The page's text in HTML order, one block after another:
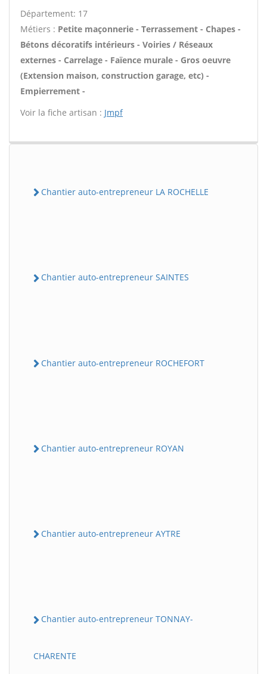
Département: 17
Métiers : Petite maçonnerie - Terrassement - Chapes -
Bétons décoratifs intérieurs - Voiries / Réseaux
externes - Carrelage - Faïence murale - Gros oeuvre
(Extension maison, construction garage, etc) -
Empierrement -
Voir la fiche artisan : Jmpf
Chantier auto-entrepreneur LA ROCHELLE
Chantier auto-entrepreneur SAINTES
Chantier auto-entrepreneur ROCHEFORT
Chantier auto-entrepreneur ROYAN
Chantier auto-entrepreneur AYTRE
Chantier auto-entrepreneur TONNAY-
CHARENTE